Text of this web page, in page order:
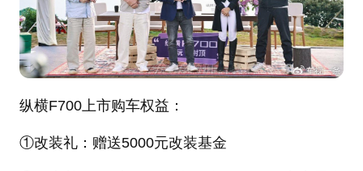
纵横F700上市购车权益：
①改装礼：赠送5000元改装基金